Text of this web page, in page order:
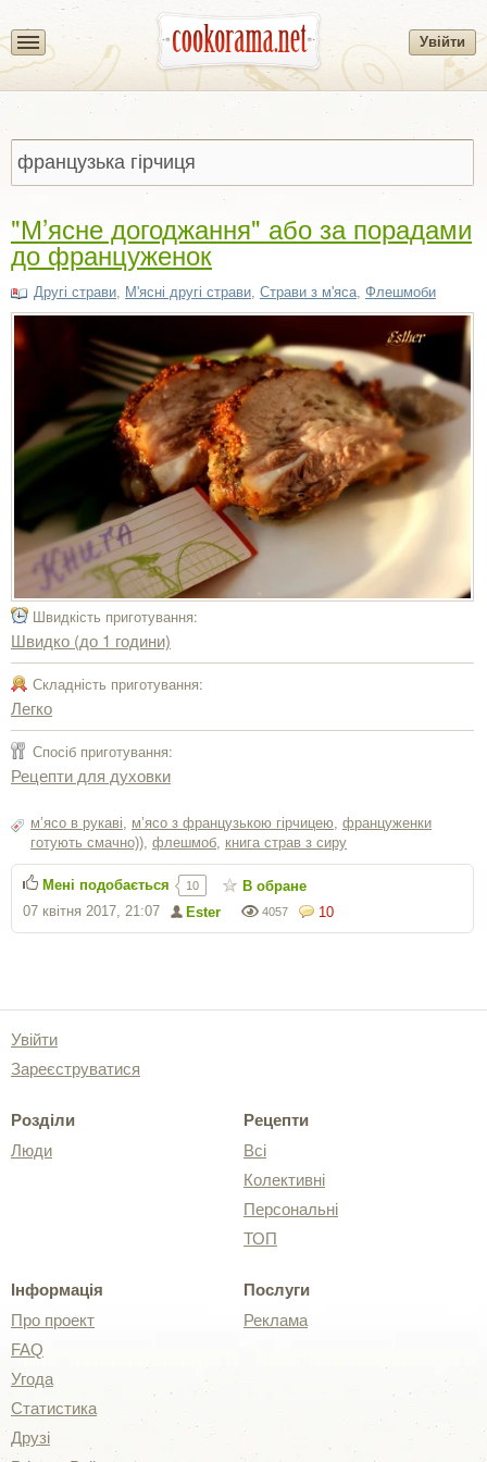
Увійти
"М’ясне догоджання" або за порадами
до француженок
Другі страви, М'ясні другі страви, Страви з м'яса, Флешмоби
Швидкість приготування:
Швидко (до 1 години)
Складність приготування:
Легко
Спосіб приготування:
Рецепти для духовки
м’ясо в рукаві м’ясо з французькою гірчицею француженки
готують смачно)) флешмоб книга страв з сиру
10
4057
Ester
07 квітня 2017, 21:07
Мені подобається 10 В обране
Увійти
Зареєструватися
Розділи
Люди
Рецепти
Всі
Колективні
Персональні
ТОП
Інформація
Про проект
FAQ
Угода
Статистика
Друзі
Послуги
Реклама